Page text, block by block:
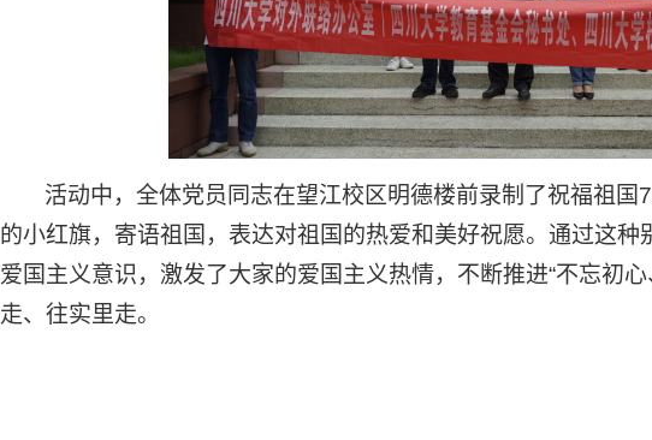
活动中， 全体党员同志在望江校区明德楼前录制了祝福祖国
的小红旗，寄语祖国，表达对祖国的热爱和美好祝愿。 通过这种
爱国主义意识，激发了大家的爱国主义热情，不断推进“不忘初
走、往实里走。